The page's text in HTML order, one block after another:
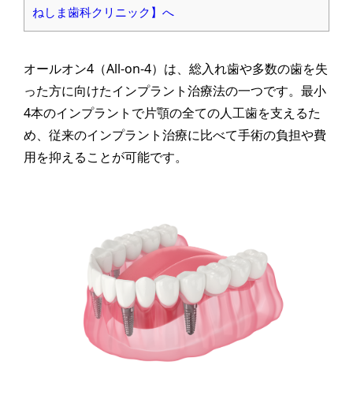
ねしま歯科クリニック】へ
オールオン4（All-on-4）は、総入れ歯や多数の歯を失
った方に向けたインプラント治療法の一つです。最小
4本のインプラントで片顎の全ての人工歯を支えるた
め、従来のインプラント治療に比べて手術の負担や費
用を抑えることが可能です。